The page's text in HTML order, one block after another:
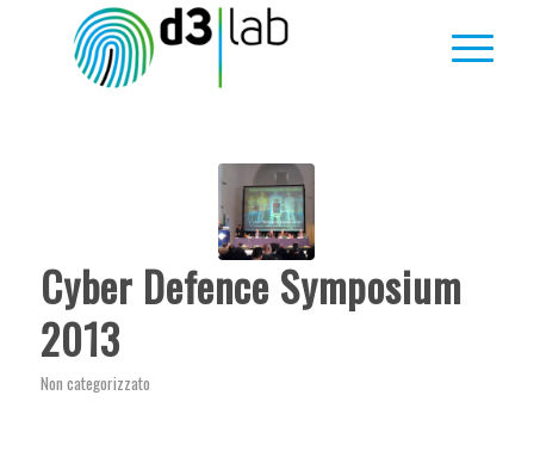
Cyber Defence Symposium
2013
Non categorizzato